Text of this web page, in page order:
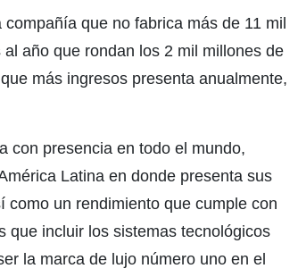
que no fabrica más de 11 mil
año que rondan los 2 mil millones de
más ingresos presenta anualmente,
con presencia en todo el mundo,
Latina en donde presenta sus
un rendimiento que cumple con
que incluir los sistemas tecnológicos
la marca de lujo número uno en el